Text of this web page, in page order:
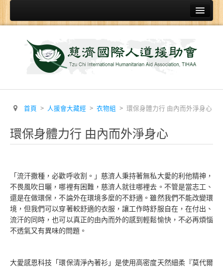
關於
人援會簡介
香積飯
發放袋
黑板布
救災機具設備
淨水法船/淨水法車
首頁 > 人援會大藏經 > 衣物組 > 環保身體力行 由內而外淨身心
環保身體力行 由內而外淨身心
「流汗撒種，必歡呼收割。」慈濟人秉持著無私大愛的利他精神，
不畏風吹日曬，哪裡有困難，慈濟人就往哪裡去。不管是當志工、
還是在做環保，不論外在環境多麼的不舒適。雖然我們不能改變環
境，但我們可以穿著較舒適的衣服，讓工作時舒服自在，在付出、
流汗的同時，也可以真正的由內而外的感到輕鬆愉快，不必再煩惱
不透氣又有異味的問題。
大愛感恩科技「環保清淨內著衫」是使用高密度天然細柔『莫代爾